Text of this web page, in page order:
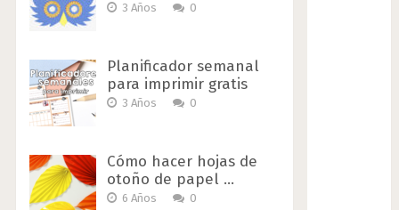
3 Años 0
Planificador semanal
para imprimir gratis
3 Años 0
Cómo hacer hojas de
otoño de papel …
6 Años 0